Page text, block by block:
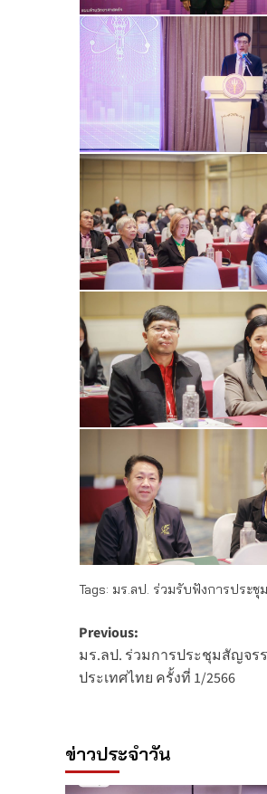
Tags: มร.ลป. ร่วมรับฟังการประชุ
Post
navigation
Previous:
มร.ลป. ร่วมการประชุมสัญจ
ประเทศไทย ครั้งที่ 1/2566
ข่าวประจำวัน